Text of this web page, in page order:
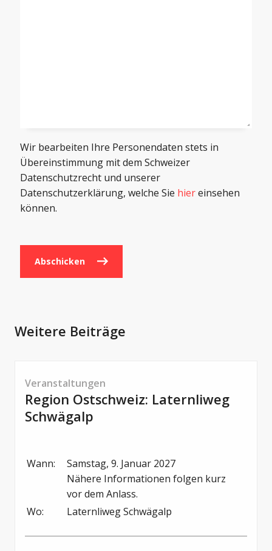
Wir bearbeiten Ihre Personendaten stets in
Übereinstimmung mit dem Schweizer
Datenschutzrecht und unserer
Datenschutzerklärung, welche Sie hiereinsehen
können.
Abschicken
Weitere Beiträge
Veranstaltungen
Region Ostschweiz: Laternliweg
Schwägalp
Wann:
Samstag, 9. Januar 2027
Nähere Informationen folgen kurz
vor dem Anlass.
Wo:
Laternliweg Schwägalp